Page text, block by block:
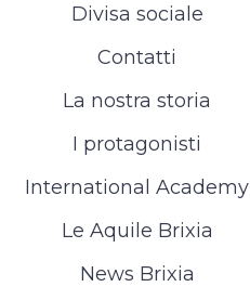
Divisa sociale
Contatti
La nostra storia
I protagonisti
International Academy
Le Aquile Brixia
News Brixia